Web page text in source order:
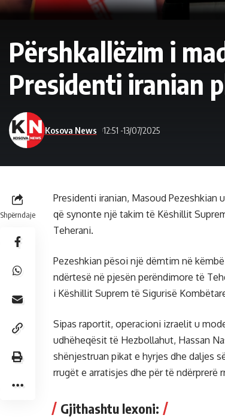
Përshkallëzim i
Presidenti iranian
Kosova News 12:51 -13/07/2025
Shpërndaje
Presidenti iranian, Masoud Pezeshkian
që synonte një takim të Këshillit
Teherani.
Pezeshkian pësoi një dëmtim në
ndërtesë në pjesën perëndimore të
i Këshillit Suprem të Sigurisë
Sipas raportit, operacioni izraelit u
udhëheqësit të Hezbollahut, Hassan
shënjestruan pikat e hyrjes dhe daljes
rrugët e arratisjes dhe për të ndërprerë
Gjithashtu lexoni: